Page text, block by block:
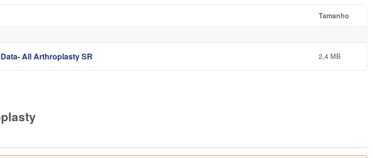
Tamanho
All Arthroplasty SR 2,4 MB